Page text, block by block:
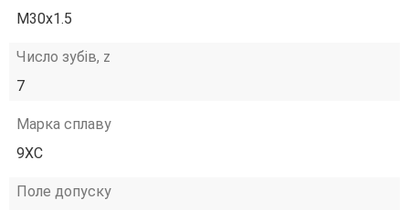
М30х1.5
Число зубів, z
7
Марка сплаву
9ХС
Поле допуску